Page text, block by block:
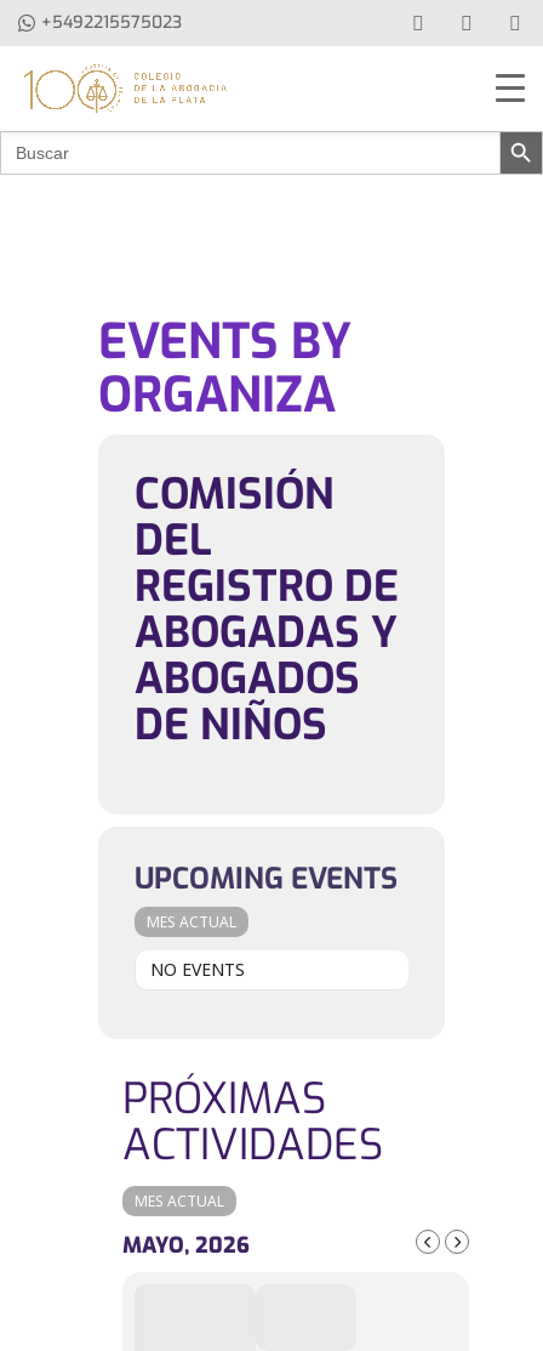
+5492215575023
Buscar: Botón de
EVENTS BY
ORGANIZA
COMISIÓN
DEL
REGISTRO DE
ABOGADAS Y
ABOGADOS
DE NIÑOS
UPCOMING EVENTS
MES ACTUAL
NO EVENTS
PRÓXIMAS
ACTIVIDADES
MES ACTUAL
MAYO, 2026